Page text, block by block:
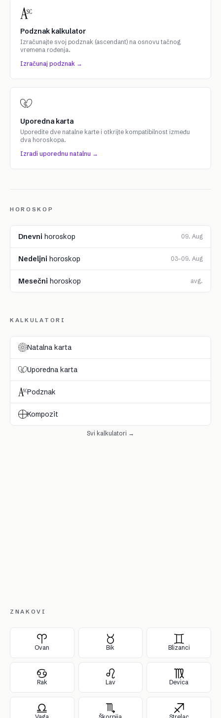
Podznak kalkulator
Izračunajte svoj podznak (ascendant) na osnovu tačnog
vremena rođenja.
Izračunaj podznak →
Uporedna karta
Uporedite dve natalne karte i otkrijte kompatibilnost između
dva horoskopa.
Izradi uporednu natalnu →
HOROSKOP
Dnevni horoskop 09. Aug
Nedeljni horoskop 03–09. Aug
Mesečni horoskop avg.
KALKULATORI
Natalna karta
Uporedna karta
Podznak
Kompozit
Svi kalkulatori →
ZNAKOVI
Ovan Bik Blizanci
Rak Lav Devica